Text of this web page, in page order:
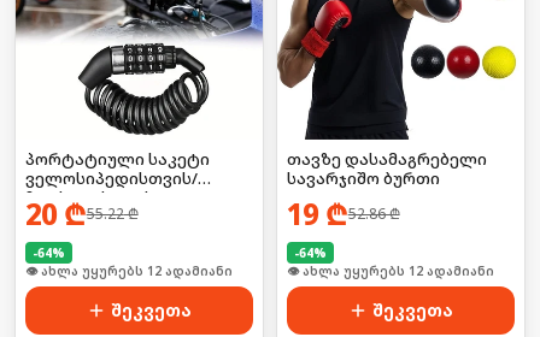
პორტატიული საკეტი
ველოსიპედისთვის/
ჩაფხუტისთვის
20₾55.22₾
-64%
🛒 ბოლო 24სთ-ში იყიდა 18-მა
შეკვეთა
თავზე დასამაგრებელი
სავარჯიშო ბურთი
19 ₾52.86₾
-64%
🛒 ბოლო 24სთ-ში იყიდა 19-მა
შეკვეთა